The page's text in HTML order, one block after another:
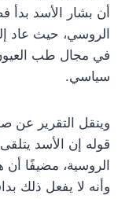
أن بشار الأسد بدأ
الروسي، حيث عاد
في مجال طب
سياسي.
وينقل التقرير عن
قوله إن الأسد
الروسية، مضيفًا
وأنه لا يفعل ذلك